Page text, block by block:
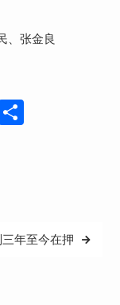
、张金良
分
年至今在押